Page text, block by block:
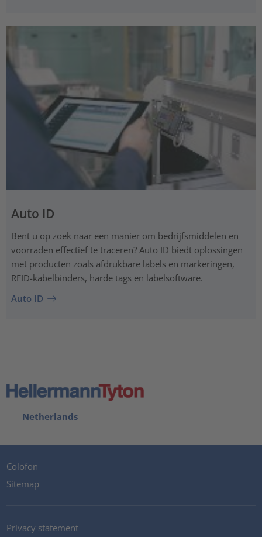
Auto ID
Bent u op zoek naar een manier om bedrijfsmiddelen en
voorraden effectief te traceren? Auto ID biedt oplossingen
met producten zoals afdrukbare labels en markeringen,
RFID-kabelbinders, harde tags en labelsoftware.
Auto ID
Netherlands
Colofon
Sitemap
Privacy statement